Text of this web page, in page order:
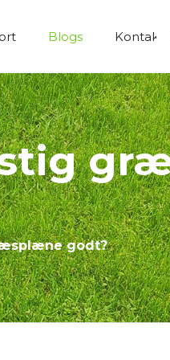
Blogs Kontakt
godt?